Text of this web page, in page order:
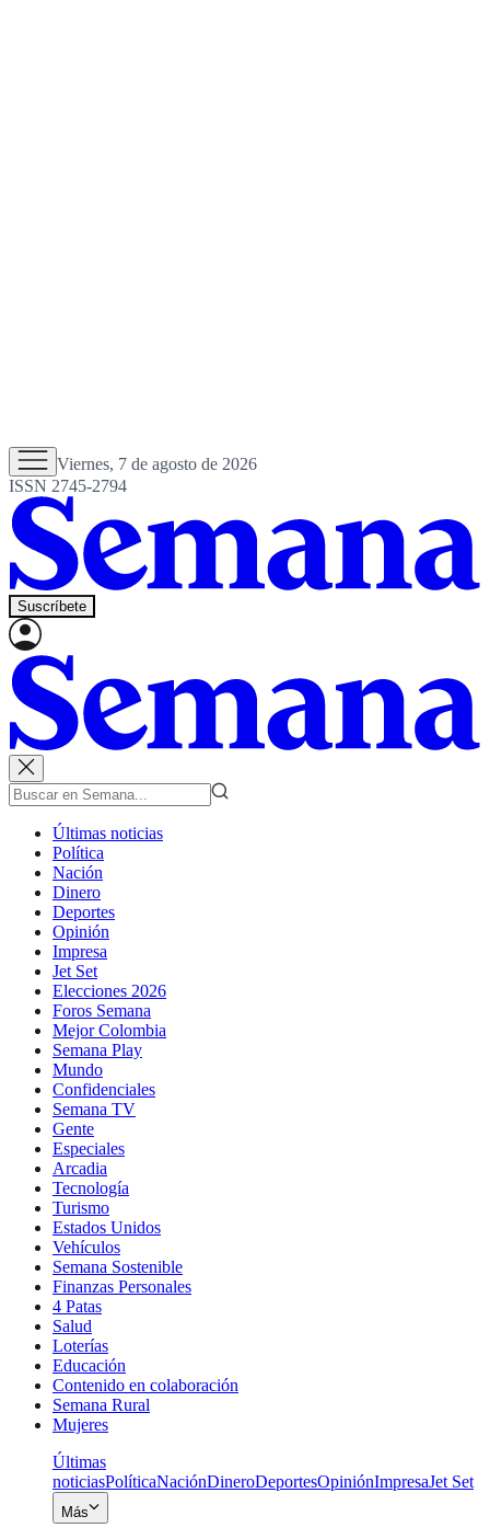
Viernes, 7 de agosto de 2026
ISSN 2745-2794
Suscríbete
Últimas noticias
Política
Nación
Dinero
Deportes
Opinión
Impresa
Jet Set
Elecciones 2026
Foros Semana
Mejor Colombia
Semana Play
Mundo
Confidenciales
Semana TV
Gente
Especiales
Arcadia
Tecnología
Turismo
Estados Unidos
Vehículos
Semana Sostenible
Finanzas Personales
4 Patas
Salud
Loterías
Educación
Contenido en colaboración
Semana Rural
Mujeres
Últimas
noticiasPolíticaNaciónDineroDeportesOpiniónImpresaJet Set
Más